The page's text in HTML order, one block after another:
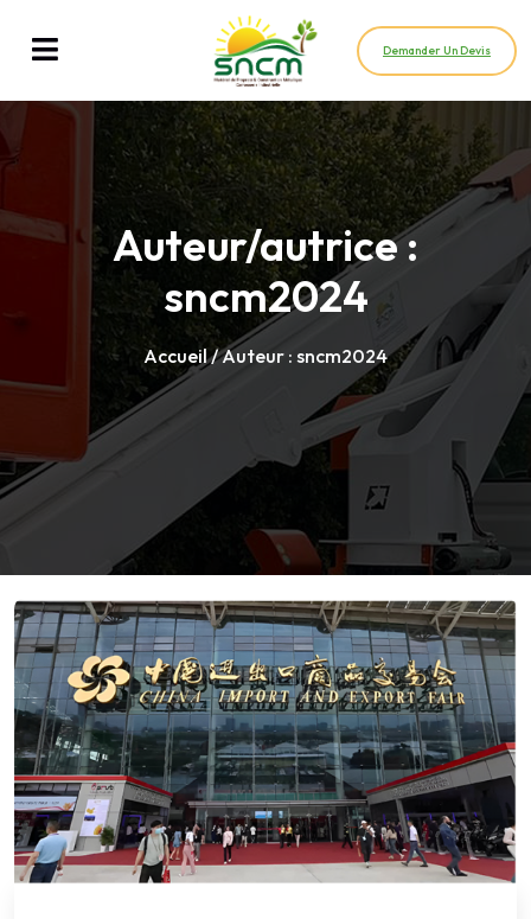
Demander Un Devis
Auteur/autrice :
sncm2024
Accueil/ Auteur : sncm2024